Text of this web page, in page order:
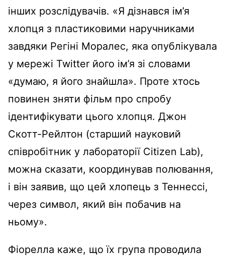
інших розслідувачів. «Я дізнався ім’я
хлопця з пластиковими наручниками
завдяки Регіні Моралес, яка опублікувала
у мережі Twitter його ім’я зі словами
«думаю, я його знайшла». Проте хтось
повинен зняти фільм про спробу
ідентифікувати цього хлопця. Джон
Скотт-Рейлтон (старший науковий
співробітник у лабораторії Citizen Lab),
можна сказати, координував полювання,
і він заявив, що цей хлопець з Теннессі,
через символ, який він побачив на
ньому».
Фіорелла каже, що їх група проводила